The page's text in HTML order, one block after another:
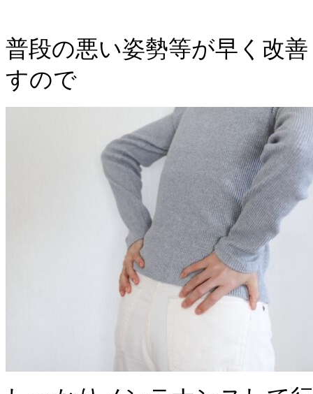
普段の悪い姿勢等が早く改
すので